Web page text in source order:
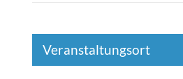
Veranstaltungsort